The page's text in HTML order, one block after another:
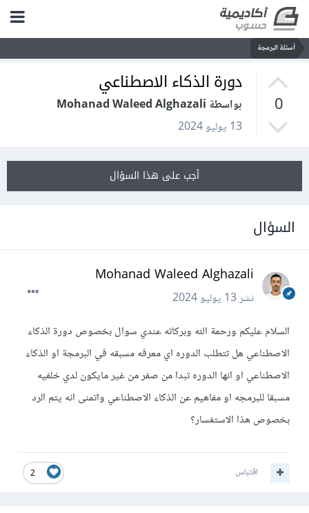
أسئلة البرمجة
0
دورة الذكاء الاصطناعي
بواسطة Mohanad Waleed Alghazali
13 يوليو 2024
أجب على هذا السؤال
السؤال
Mohanad Waleed Alghazali
نشر13 يوليو 2024
السلام عليكم ورحمة الله وبركاته عندي سوال بخصوص دورة الذكاء
الاصطناعي هل تتطلب الدوره اي معرفه مسبقه في البرمجة او الذكاء
الاصطناعي او انها الدوره تبدا من صفر من غير مايكون لدي خلفيه
مسبقا للبرمجه او مفاهيم عن الذكاء الاصطناعي واتمنى انه يتم الرد
بخصوص هذا الاستفسار؟
2 اقتباس